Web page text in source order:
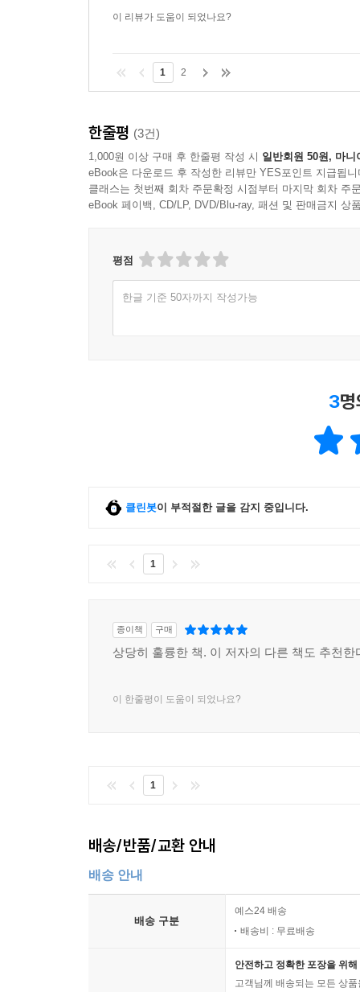
이 리뷰가 도움이 되었나요?
1 2
한줄평 (3건)
1,000원 이상 구매 후 한줄평 작성 시 일반회원 50원, 마니
eBook은 다운로드 후 작성한 리뷰만 YES포인트 지급됩니
클래스는 첫번째 회차 주문확정 시점부터 마지막 회차 주
eBook 페이백, CD/LP, DVD/Blu-ray, 패션 및 판매금지 상
평점
한글 기준 50자까지 작성가능
3
클린봇이 부적절한 글을 감지 중입니다.
1
종이책 구매
상당히 훌륭한 책. 이 저자의 다른 책도 추천한
이 한줄평이 도움이 되었나요?
1
배송/반품/교환 안내
배송 안내
배송 구분
예스24 배송
배송비 : 무료배송
안전하고 정확한 포장을 위
고객님께 배송되는 모든 상